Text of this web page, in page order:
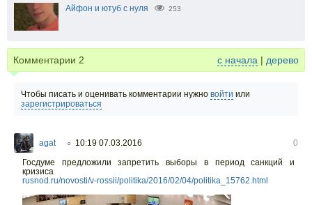
Айфон и ютуб с нуля 253
Комментарии 2 с начала | дерево
Чтобы писать и оценивать комментарии нужно войти или
зарегистрироваться
agat ○ 10:19 07.03.2016
0
Госдуме предложили запретить выборы в период санкций и
кризиса
rusnod.ru/novosti/v-rossii/politika/2016/02/04/politika_15762.html